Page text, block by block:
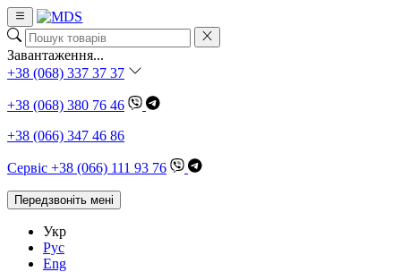
Завантаження...
+38 (068) 337 37 37
+38 (068) 380 76 46
+38 (066) 347 46 86
Сервіс +38 (066) 111 93 76
Передзвоніть мені
Укр
Рус
Eng